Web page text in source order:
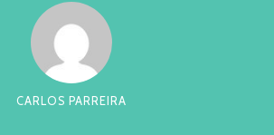
CARLOS PARREIRA